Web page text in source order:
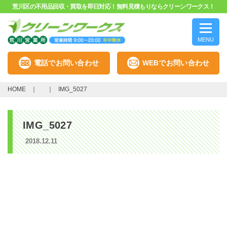
荒川区の不用品回収・買取を即日対応！無料見積もりならクリーンワークス！
MENU
電話でお問い合わせ WEBでお問い合わせ
HOME IMG_5027
IMG_5027
2018.12.11